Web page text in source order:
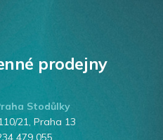
prodejny
Stodůlky
21, Praha 13